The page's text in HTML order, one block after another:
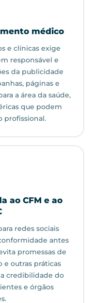
médico
e clínicas exige
responsável e
da publicidade
páginas e
a área da saúde,
que podem
profissional.
ao CFM e ao
redes sociais
antes
promessas de
e outras práticas
credibilidade do
e órgãos